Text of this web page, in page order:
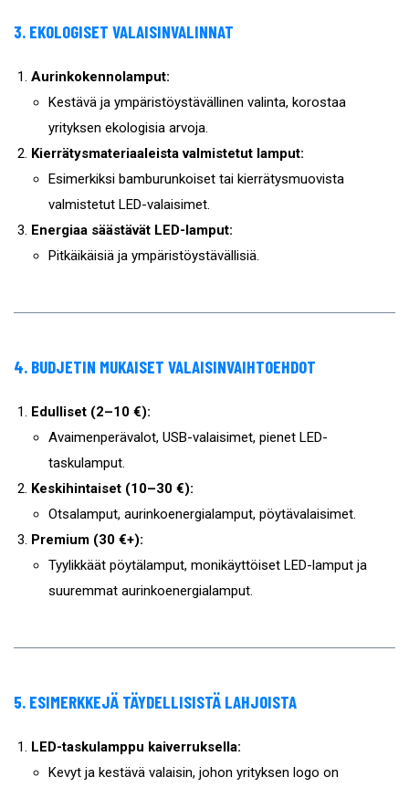
3. EKOLOGISET VALAISINVALINNAT
Aurinkokennolamput:
Kestävä ja ympäristöystävällinen valinta, korostaa
yrityksen ekologisia arvoja.
Kierrätysmateriaaleista valmistetut lamput:
Esimerkiksi bamburunkoiset tai kierrätysmuovista
valmistetut LED-valaisimet.
Energiaa säästävät LED-lamput:
Pitkäikäisiä ja ympäristöystävällisiä.
4. BUDJETIN MUKAISET VALAISINVAIHTOEHDOT
Edulliset (2–10 €):
Avaimenperävalot, USB-valaisimet, pienet LED-
taskulamput.
Keskihintaiset (10–30 €):
Otsalamput, aurinkoenergialamput, pöytävalaisimet.
Premium (30 €+):
Tyylikkäät pöytälamput, monikäyttöiset LED-lamput ja
suuremmat aurinkoenergialamput.
5. ESIMERKKEJÄ TÄYDELLISISTÄ LAHJOISTA
LED-taskulamppu kaiverruksella:
Kevyt ja kestävä valaisin, johon yrityksen logo on